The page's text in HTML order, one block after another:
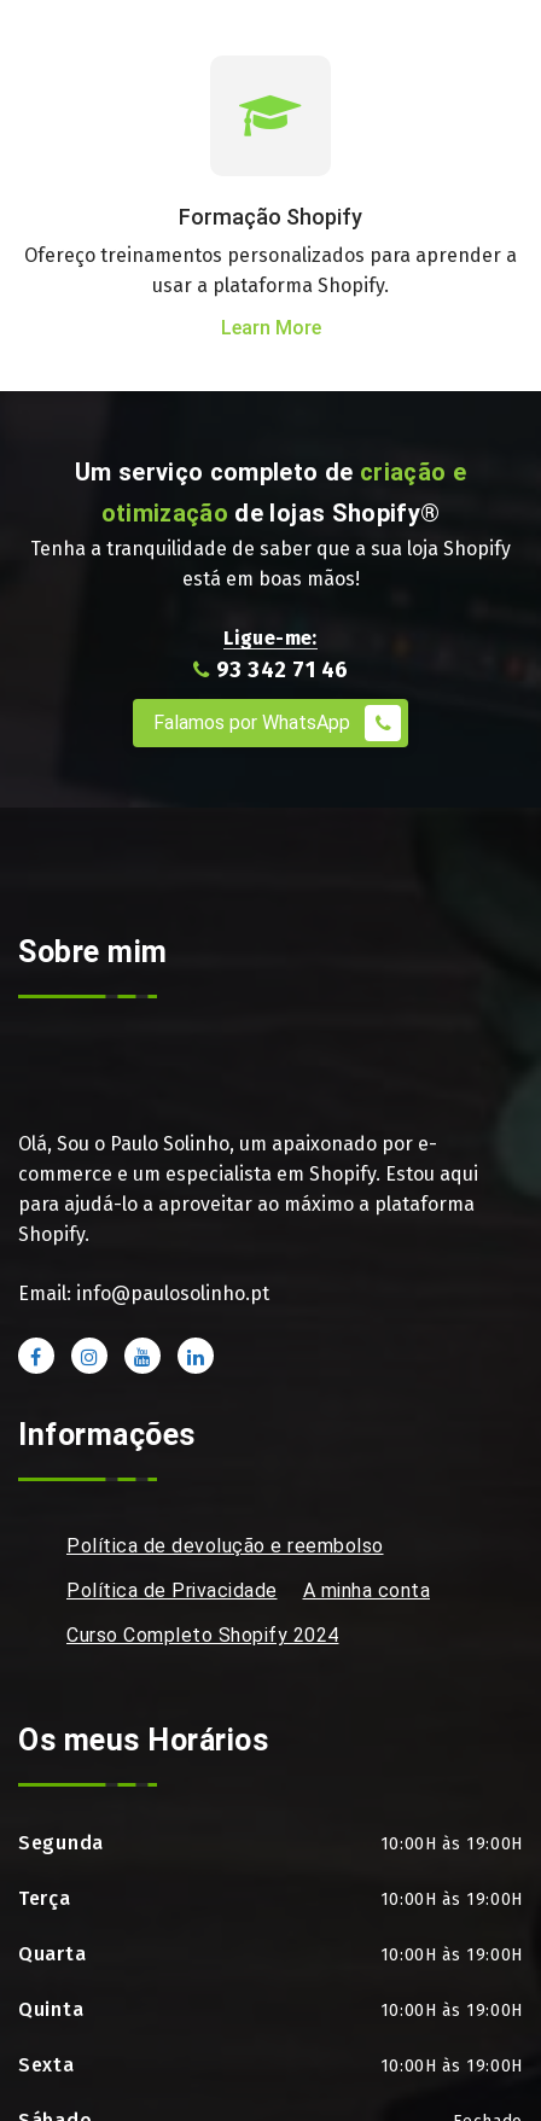
Formação Shopify
Ofereço treinamentos personalizados para aprender a
usar a plataforma Shopify.
Learn More
Um serviço completo de criação e
otimização de lojas Shopify®
Tenha a tranquilidade de saber que a sua loja Shopify
está em boas mãos!
Ligue-me:
93 342 71 46
Falamos por WhatsApp
Sobre mim
Olá, Sou o Paulo Solinho, um apaixonado por e-
commerce e um especialista em Shopify. Estou aqui
para ajudá-lo a aproveitar ao máximo a plataforma
Shopify.
Email: info@paulosolinho.pt
Informações
Política de devolução e reembolso
Política de Privacidade
A minha conta
Curso Completo Shopify 2024
Os meus Horários
Segunda 10:00H às 19:00H
Terça 10:00H às 19:00H
Quarta 10:00H às 19:00H
Quinta 10:00H às 19:00H
Sexta 10:00H às 19:00H